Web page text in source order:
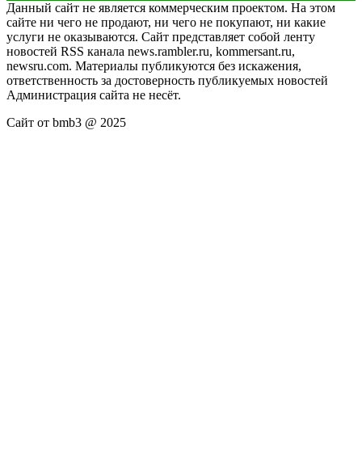
Данный сайт не является коммерческим проектом. На этом
сайте ни чего не продают, ни чего не покупают, ни какие
услуги не оказываются. Сайт представляет собой ленту
новостей RSS канала news.rambler.ru, kommersant.ru,
newsru.com. Материалы публикуются без искажения,
ответственность за достоверность публикуемых новостей
Администрация сайта не несёт.
Сайт от bmb3 @ 2025